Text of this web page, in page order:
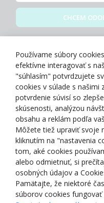
CHCEM
O NÁS
NAKUPOVANIE
ZÁKAZNÍCKA
NAŠE OCENENIA
Používame súbory
efektívne interagovať s
"súhlasím" potvrdzujete
cookies v súlade s našimi
potvrdenie súvisí so
skúsenosti, analýzou
obsahu a reklám podľa
Môžete tiež upraviť svoje
kliknutím na "nastavenia
tom, aké cookies
alebo odmietnuť, si
osobných údajov a
Pamätajte, že niektoré
súborov cookies